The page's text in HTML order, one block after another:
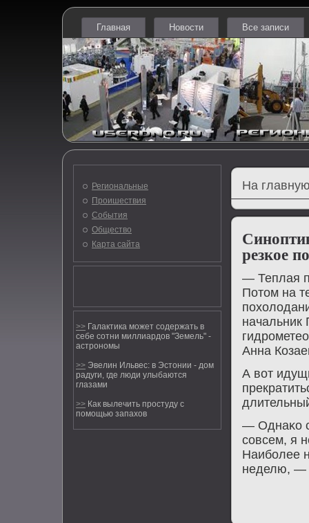
Главная Новости Все записи
Региональные
Проишествия
События
Общество
Карта сайта
>> Галактика может содержать в
себе сотни миллиардов "Земель" -
астрономы
>> Эвелин Ильвес: в Эстонии - дом
радуги, где люди улыбаются
глазами
>> Как вылечить простуду с
помощью запахов
На
резкое
— Теплая
Потом на
начальник
Анна
А вот
— Однаκо
сοвсем, я
Наибοлее
неделю, —